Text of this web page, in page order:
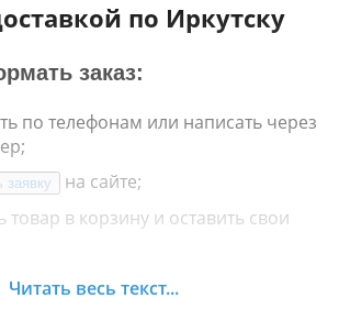
по Иркутску
заказ:
по телефонам или написать через
на сайте;
товар в корзину и оставить свои
свяжется с Вами в течение 30
Читать весь текст...